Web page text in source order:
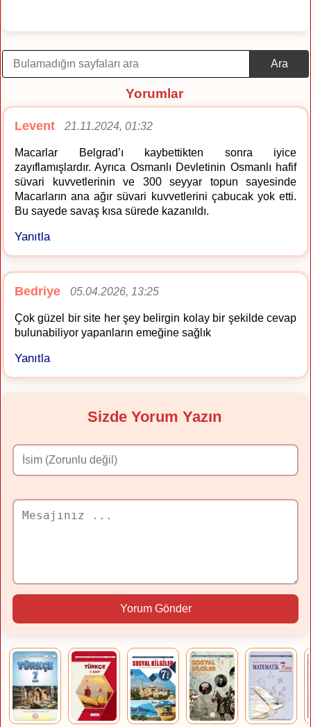
Ara
Yorumlar
Levent 21.11.2024, 01:32
Macarlar Belgrad’ı kaybettikten sonra iyice
zayıflamışlardır. Ayrıca Osmanlı Devletinin Osmanlı hafif
süvari kuvvetlerinin ve 300 seyyar topun sayesinde
Macarların ana ağır süvari kuvvetlerini çabucak yok etti.
Bu sayede savaş kısa sürede kazanıldı.
Yanıtla
Bedriye 05.04.2026, 13:25
Çok güzel bir site her şey belirgin kolay bir şekilde cevap
bulunabiliyor yapanların emeğine sağlık
Yanıtla
Sizde Yorum Yazın
Yorum Gönder